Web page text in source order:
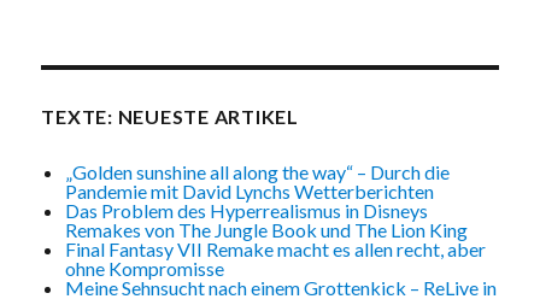
TEXTE: NEUESTE ARTIKEL
„Golden sunshine all along the way“ – Durch die
Pandemie mit David Lynchs Wetterberichten
Das Problem des Hyperrealismus in Disneys
Remakes von The Jungle Book und The Lion King
Final Fantasy VII Remake macht es allen recht, aber
ohne Kompromisse
Meine Sehnsucht nach einem Grottenkick – ReLive in